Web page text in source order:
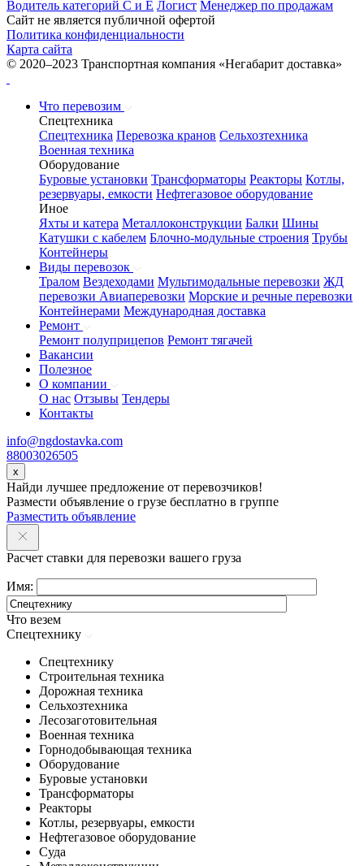
Водитель категорий С и Е Логист Менеджер по продажам
Сайт не является публичной офертой
Политика конфиденциальности
Карта сайта
© 2020–2023 Транспортная компания «Негабарит доставка»
Что перевозим
Спецтехника
Спецтехника Перевозка кранов Сельхозтехника
Военная техника
Оборудование
Буровые установки Трансформаторы Реакторы Котлы,
резервуары, емкости Нефтегазовое оборудование
Иное
Яхты и катера Металлоконструкции Балки Шины
Катушки с кабелем Блочно-модульные строения Трубы
Контейнеры
Виды перевозок
Тралом Вездеходами Мультимодальные перевозки ЖД
перевозки Авиаперевозки Морские и речные перевозки
Контейнерами Международная доставка
Ремонт
Ремонт полуприцепов Ремонт тягачей
Вакансии
Полезное
О компании
О нас Отзывы Тендеры
Контакты
info@ngdostavka.com
88003026505
x
Найди лучшее предложение от перевозчиков!
Размести объявление о грузе бесплатно в группе
Разместить объявление
Расчет ставки для перевозки вашего груза
Имя:
Что везем
Спецтехнику
Спецтехнику
Строительная техника
Дорожная техника
Сельхозтехника
Лесозаготовительная
Военная техника
Горнодобывающая техника
Оборудование
Буровые установки
Трансформаторы
Реакторы
Котлы, резервуары, емкости
Нефтегазовое оборудование
Cуда